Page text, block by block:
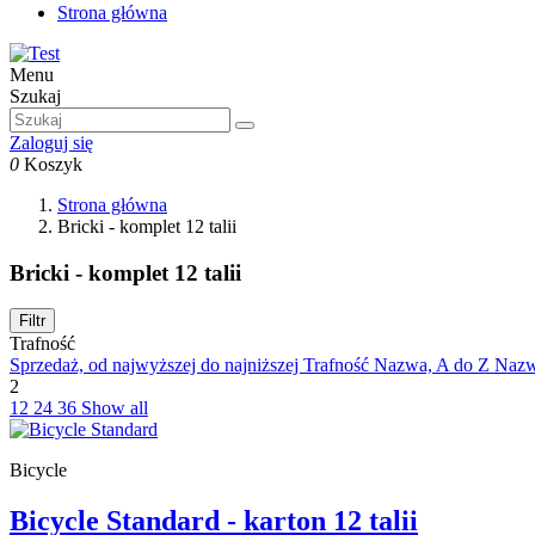
Strona główna
Menu
Szukaj
Zaloguj się
0 Koszyk
Strona główna
Bricki - komplet 12 talii
Bricki - komplet 12 talii
Filtr
Trafność
Sprzedaż, od najwyższej do najniższej Trafność Nazwa, A do Z
2
12 24 36 Show all
Bicycle
Bicycle Standard - karton 12 talii